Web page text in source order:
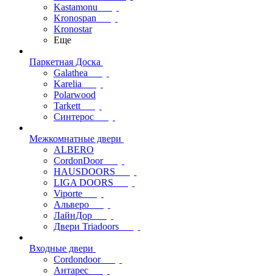
Kastamonu
Kronospan
Kronostar
Еще
Паркетная Доска
Galathea
Karelia
Polarwood
Tarkett
Синтерос
Межкомнатные двери
ALBERO
CordonDoor
HAUSDOORS
LIGA DOORS
Viporte
Альверо
ЛайнДор
Двери Triadoors
Входные двери
Cordondoor
Антарес